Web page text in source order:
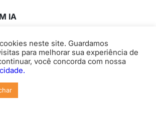
IA
IA
neste site. Guardamos
para melhorar sua experiência de
você concorda com nossa